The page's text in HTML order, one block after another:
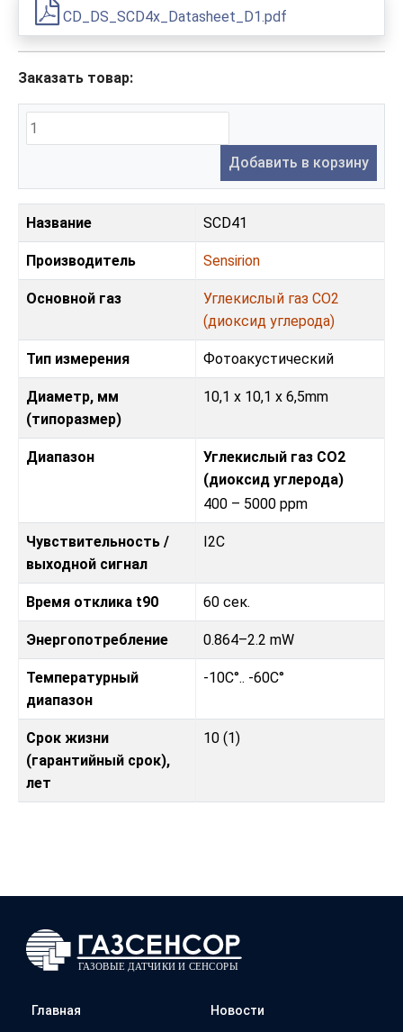
CD_DS_SCD4x_Datasheet_D1.pdf
Заказать товар:
Добавить в корзину
Название SCD41
Производитель Sensirion
Основной газ
Углекислый газ CO2
(диоксид углерода)
Тип измерения Фотоакустический
Диаметр, мм
(типоразмер)
10,1 x 10,1 x 6,5mm
Диапазон
Углекислый газ CO2
(диоксид углерода)
400 – 5000 ppm
Чувствительность /
выходной сигнал
I2C
Время отклика t90 60 сек.
Энергопотребление 0.864–2.2 mW
Температурный
диапазон
-10C°.. -60C°
Срок жизни
(гарантийный срок),
лет
10 (1)
Главная Новости